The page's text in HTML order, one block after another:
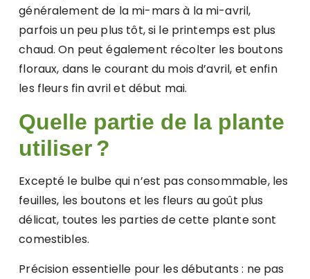
généralement de la mi-mars à la mi-avril,
parfois un peu plus tôt, si le printemps est plus
chaud. On peut également récolter les boutons
floraux, dans le courant du mois d’avril, et enfin
les fleurs fin avril et début mai.
Quelle partie de la plante
utiliser ?
Excepté le bulbe qui n’est pas consommable, les
feuilles, les boutons et les fleurs au goût plus
délicat, toutes les parties de cette plante sont
comestibles.
Précision essentielle pour les débutants : ne pas